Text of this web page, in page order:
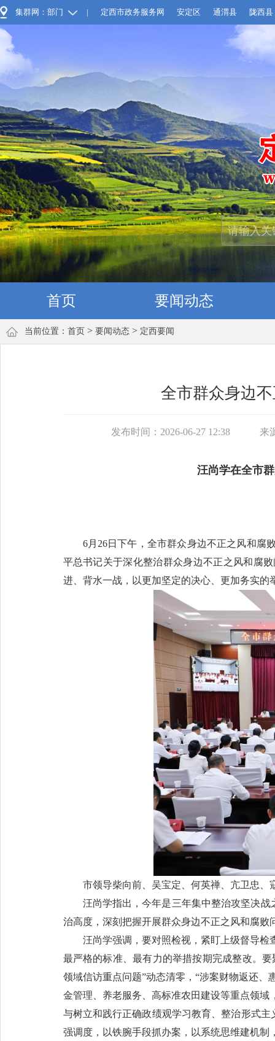
集群网：部门 | 定西市政务服务网 安定区 通渭县 陇西县
首页 要闻动态
当前位置： 首页 > 要闻动态 > 定西要闻
全市群众身边
发布时间：2026-06-27 12:38 来
汪尚学在全市
6月26日下午，全市群众身边不正之风和腐
平总书记关于深化整治群众身边不正之风和腐
进、背水一战，以更加坚定的决心、更加务实
市领导柴向前、吴宝定、何英禅、亢卫忠
汪尚学指出，今年是三年集中整治攻坚决
治高度，深刻把握开展群众身边不正之风和腐
汪尚学强调，要对照检视，紧盯上级督导
最严格的标准、最有力的举措按期完成整改。
领域信访重点问题”动态清零，“涉案财物返还
金管理、养老服务、高标准农田建设等重点领
与树立和践行正确政绩观学习教育、整治形式
强调度，以铁腕手段抓办案，以系统思维建机